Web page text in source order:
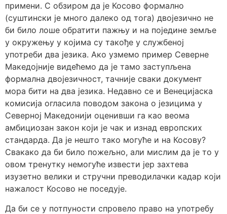
примени. С обзиром да је Косово формално
(суштински је много далеко од тога) двојезично не
би било лоше обратити пажњу и на поједине земље
у окружењу у којима су такође у службеној
употреби два језика. Ако узмемо пример Северне
Македојније видећемо да је тамо заступљена
формална двојезичност, тачније сваки документ
мора бити на два језика. Недавно се и Венецијаска
комисија огласила поводом закона о језицима у
Северној Македонији оценивши га као веома
амбициозан закон који је чак и изнад европских
стандарда. Да је нешто тако могуће и на Косову?
Свакако да би било пожељно, али мислим да је то у
овом тренутку немогуће извести јер захтева
изузетно велики и стручни преводилачки кадар који
нажалост Косово не поседује.
Да би се у потпуности спровело право на употребу